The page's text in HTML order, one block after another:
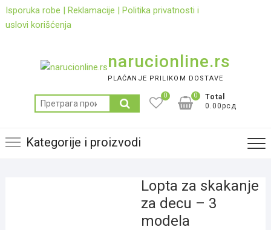
Skip
to
Isporuka robe | Reklamacije | Politika privatnosti i
uslovi korišćenja
narucionline.rs
PLAĆANJE PRILIKOM DOSTAVE
Претрага
за:
0
Total
0.00рсд
0
Kategorije i proizvodi
Lopta za skakanje
za decu – 3
modela